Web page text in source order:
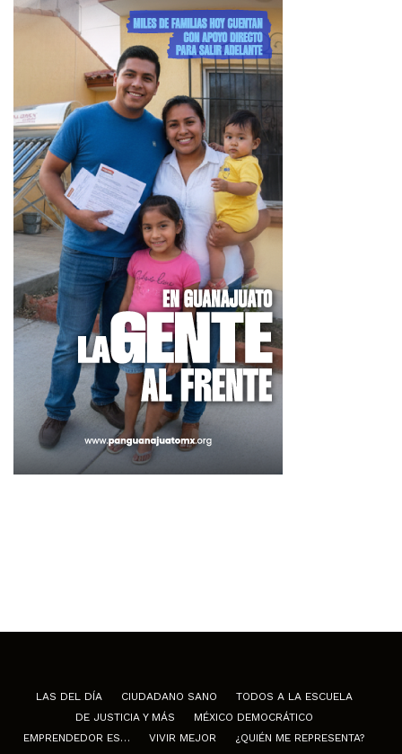
LAS DEL DÍA CIUDADANO SANO
TODOS A LA ESCUELA
DE JUSTICIA Y MÁS
MÉXICO DEMOCRÁTICO
EMPRENDEDOR ES…
VIVIR MEJOR ¿QUIÉN ME REPRESENTA?